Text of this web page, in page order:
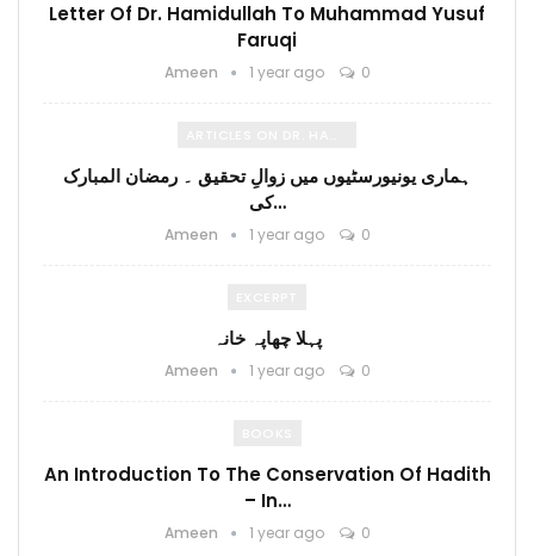
Letter Of Dr. Hamidullah To Muhammad Yusuf
Faruqi
Ameen 1 year ago 0
ہماری یونیورسٹیوں میں زوالِ تحقیق ۔ رمضان المبارک
کی…
Ameen 1 year ago 0
پہلا چھاپہ خانہ
Ameen 1 year ago 0
An Introduction To The Conservation Of Hadith
– In…
Ameen 1 year ago 0